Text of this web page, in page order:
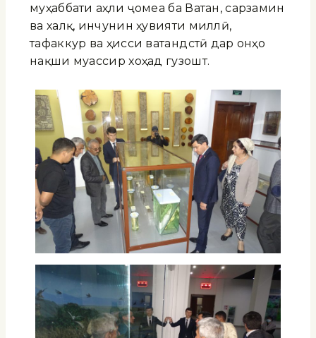
муҳаббати аҳли ҷомеа ба Ватан, сарзамин
ва халқ, инчунин ҳувияти миллӣ,
тафаккур ва ҳисси ватандӯстӣ дар онҳо
нақши муассир хоҳад гузошт.